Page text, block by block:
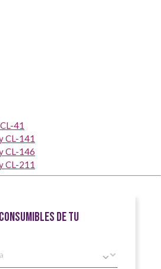
41
CL-141
CL-146
CL-211
DE TU